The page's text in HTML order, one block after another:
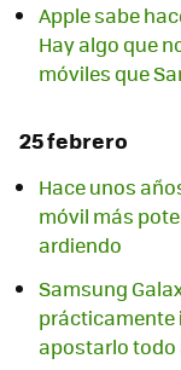
Apple sabe
Hay algo que
móviles que
25 febrero
Hace unos
móvil más
ardiendo
Samsung
prácticamente
apostarlo todo